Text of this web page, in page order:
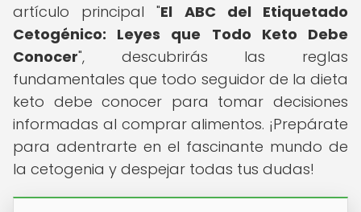
artículo principal "El ABC del Etiquetado
Cetogénico: Leyes que Todo Keto Debe
Conocer", descubrirás las reglas
fundamentales que todo seguidor de la dieta
keto debe conocer para tomar decisiones
informadas al comprar alimentos. ¡Prepárate
para adentrarte en el fascinante mundo de
la cetogenia y despejar todas tus dudas!